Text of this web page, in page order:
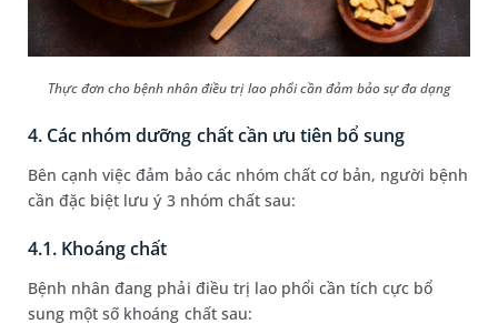
Thực đơn cho bệnh nhân điều trị lao phổi cần đảm bảo sự đa dạng
4. Các nhóm dưỡng chất cần ưu tiên bổ sung
Bên cạnh việc đảm bảo các nhóm chất cơ bản, người bệnh
cần đặc biệt lưu ý 3 nhóm chất sau:
4.1. Khoáng chất
Bệnh nhân đang phải điều trị lao phổi cần tích cực bổ
sung một số khoáng chất sau: